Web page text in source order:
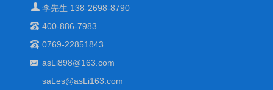
李先生 138-2698-8790
400-886-7983
0769-22851843
asLi898@163.com
saLes@asLi163.com